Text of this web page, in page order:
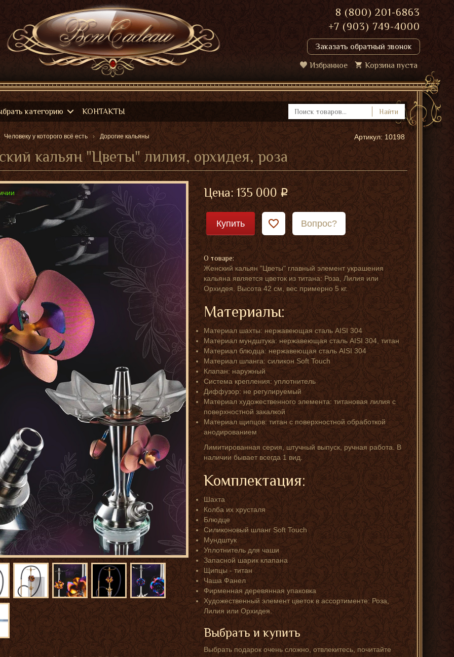
8 (800) 201-6863
+7 (903) 749-4000
Заказать обратный звонок
Избранное Корзина пуста
категорию КОНТАКТЫ Найти
Человеку у которого всё есть Дорогие кальяны
кальян "Цветы" лилия, орхидея, роза
Артикул: 10198
женский
кальян
Орхидея
необычные
кальяны
с
кальяны
с
титаном
женский
кальян
Роза
Цена:135 000
Купить Вопрос?
О товаре:
Женский кальян "Цветы" главный элемент украшения
кальяна является цветок из титана: Роза, Лилия или
Орхидея. Высота 42 см, вес примерно 5 кг.
Материалы:
Материал шахты: нержавеющая сталь AISI 304
Материал мундштука: нержавеющая сталь AISI 304, титан
Материал блюдца: нержавеющая сталь AISI 304
Материал шланга: силикон Soft Touch
Клапан: наружный
Система крепления: уплотнитель
Диффузор: не регулируемый
Материал художественного элемента: титановая лилия с
поверхностной закалкой
Материал щипцов: титан с поверхностной обработкой
анодированием
Лимитированная серия, штучный выпуск, ручная работа. В
наличии бывает всегда 1 вид.
Комплектация:
Шахта
Колба их хрусталя
Блюдце
Силиконовый шланг Soft Touch
Мундштук
Уплотнитель для чаши
Запасной шарик клапана
Щипцы - титан
Чаша Фанел
Фирменная деревянная упаковка
Художественный элемент цветок в ассортименте: Роза,
Лилия или Орхидея.
Выбрать и купить
Выбрать подарок очень сложно, отвлекитесь, почитайте